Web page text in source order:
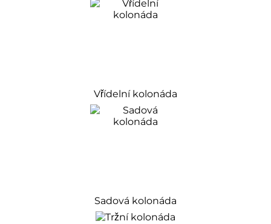
Vřídelní kolonáda
Sadová kolonáda